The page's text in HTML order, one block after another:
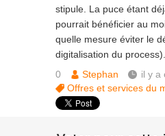
stipule. La puce étant
pourrait bénéficier au
quelle mesure éviter le
digitalisation du
0
Stephan
il y a
Offres et services du